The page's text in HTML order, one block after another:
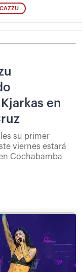
CAZZU
en
su primer
viernes estará
Cochabamba